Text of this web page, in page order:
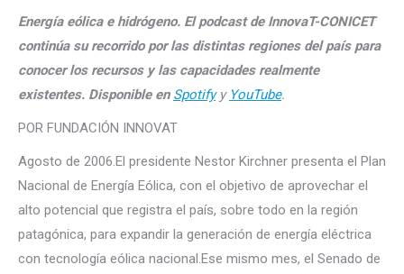
Energía eólica e hidrógeno. El podcast de InnovaT-CONICET
continúa su recorrido por las distintas regiones del país para
conocer los recursos y las capacidades realmente
existentes. Disponible en Spotifyy YouTube.
POR FUNDACIÓN INNOVAT
Agosto de 2006.El presidente Nestor Kirchner presenta el Plan
Nacional de Energía Eólica, con el objetivo de aprovechar el
alto potencial que registra el país, sobre todo en la región
patagónica, para expandir la generación de energía eléctrica
con tecnología eólica nacional.Ese mismo mes, el Senado de